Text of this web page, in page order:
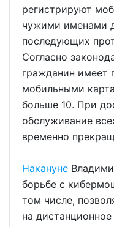
регистрируют
чужими именами
последующих
Согласно
гражданин имеет
мобильными
больше 10. При
обслуживание
временно
Накануне
борьбе с
том числе,
на